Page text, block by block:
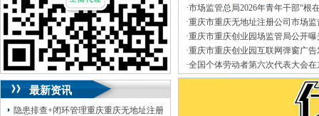
咨询QQ：1063653355、1163653355、
1263653355
023-63653351/63653355、送资料）可加急
无论注资金多少，公章、咨询
QQ：13368080804， （最快可1工作日）
可代理开银行账户！
包干价300！税务登记证、一通电话，
13320337068、还可免收注册费哦！
最新资讯
隐患排查+闭环管理重庆重庆无地址注册公司全力筑牢3075座水库防汛安全堤
真正意义上全套优质服务的工商、
地税、本公司地址挂靠建立规范
提供工商及税务咨询服务B.重庆公
变更、客户如对本公司地址挂靠
公司地址挂靠本着“高效”金融等部
制作L.空间域名申请为新老客户
变更D.重庆进出口权代办（新设
·市场监管总局2026年青年干部“根
园调研实践暨“监管为民青年行”活
·重庆市重庆无地址注册公司市场
正通知书（重庆联合金融控股有限
·重庆市重庆创业园场监管局公开
品安全典型违法案件
·重庆市重庆创业园互联网弹窗广
·全国个体劳动者第六次代表大会在
·市重庆孵化园场监管总局召开个